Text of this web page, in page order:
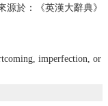
源於：《英漢大辭典》
imperfection, or